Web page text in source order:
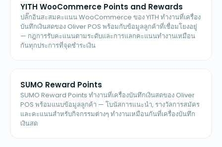
YITH WooCommerce Points and Rewards
ปลั๊กอินสะสมคะแนน WooCommerce ของ YITH ทำงานที่เครื่อง
บันทึกเงินสดของ Oliver POS พร้อมกับข้อมูลลูกค้าที่เชื่อมโยงอยู่
— กฎการรับคะแนนตามระดับและการแลกคะแนนทำงานเหมือน
กันทุกประการที่จุดชำระเงิน
SUMO Reward Points
SUMO Reward Points ทำงานที่เครื่องบันทึกเงินสดของ Oliver
POS พร้อมแนบข้อมูลลูกค้า — โบนัสการแนะนำ, รางวัลการสมัคร
และคะแนนสำหรับกิจกรรมต่างๆ ทำงานเหมือนกันที่เครื่องบันทึก
เงินสด